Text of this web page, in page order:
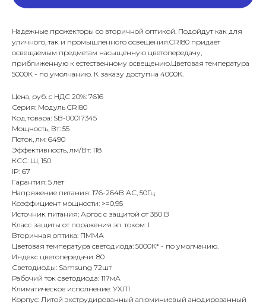
Надежные прожекторы со вторичной оптикой. Подойдут как для
уличного, так и промышленного освещения.CRI80 придает
освещаемым предметам насыщенную цветопередачу,
приближенную к естественному освещению.Цветовая температура
5000К - по умолчанию. К заказу доступна 4000К.
Цена, руб. с НДС 20%: 7616
Серия: Модуль CRI80
Код товара: SB-00017345
Мощность, Вт: 55
Поток, лм: 6490
Эффективность, лм/Вт: 118
КСС: Ш, 150
IP: 67
Гарантия: 5 лет
Напряжение питания: 176-264В АС, 50Гц
Коэффициент мощности: >=0,95
Источник питания: Аргос с защитой от 380 В
Класс защиты от поражения эл. током: I
Вторичная оптика: ПММА
Цветовая температура светодиода: 5000К* - по умолчанию.
Индекс цветопередачи: 80
Светодиоды: Samsung 72шт
Рабочий ток светодиода: 117мА
Климатическое исполнение: УХЛ1
Корпус: Литой экструдированный алюминиевый анодированный